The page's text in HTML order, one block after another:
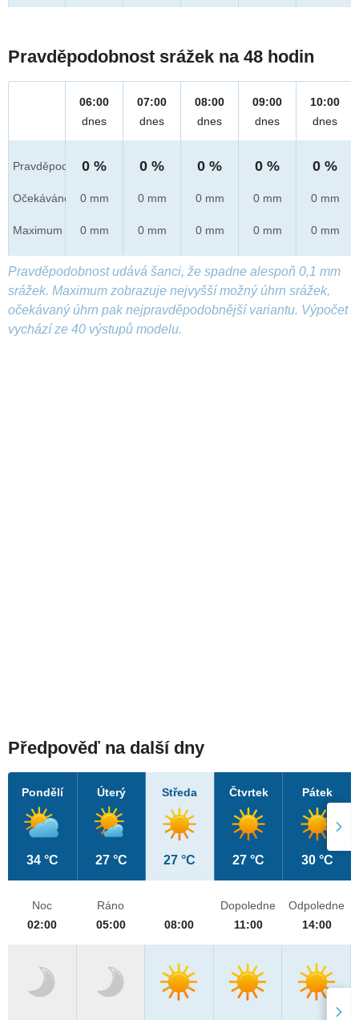
Pravděpodobnost srážek na 48 hodin
Pravděpod.
Očekáváno
Maximum
06:00
dnes
0 %
0 mm
0 mm
07:00
dnes
0 %
0 mm
0 mm
08:00
dnes
0 %
0 mm
0 mm
09:00
dnes
0 %
0 mm
0 mm
10:00
dnes
0 %
0 mm
0 mm
Pravděpodobnost udává šanci, že spadne alespoň 0,1 mm
srážek. Maximum zobrazuje nejvyšší možný úhrn srážek,
očekávaný úhrn pak nejpravděpodobnější variantu. Výpočet
vychází ze 40 výstupů modelu.
Předpověď na další dny
Pondělí
34 °C
Úterý
27 °C
Středa
27 °C
Čtvrtek
27 °C
Pátek
30 °C
Noc
02:00
Ráno
05:00
08:00
Dopoledne
11:00
Odpoledne
14:00